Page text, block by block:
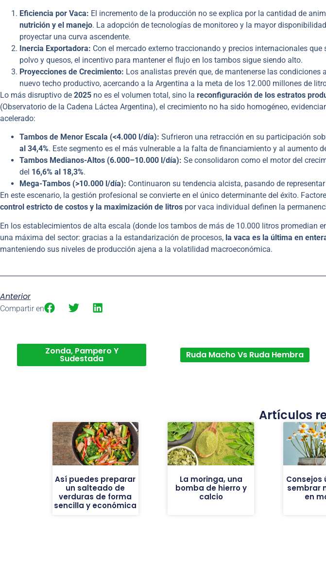
Eficiencia por Vaca: El incremento de la producción no se explica por la cantidad de
nutrición y el manejo. La adopción de tecnologías de monitoreo y la mayor
proyectar una curva ascendente.
Inercia Exportadora: Con el mercado externo traccionando y precios internacionales que
polvo y quesos, el incentivo para mantener el flujo en los tambos sigue siendo alto.
Proyecciones de Crecimiento: Los analistas prevén que, de mantenerse las condiciones
nuevo techo productivo, acercando a la Argentina a la meta de los 12.000 millones de
Lo más disruptivo de 2025 no es el volumen total, sino la reconfiguración de los estratos
(Observatorio de la Cadena Láctea Argentina), el crecimiento no ha sido homogéneo,
acelerado:
Tambos de Menor Escala (<4.000 l/día): Sufrieron una retracción en su participación
al 34,4%. Este segmento es el más vulnerable a la falta de financiamiento y al aumento
Tambos Medianos-Altos (6.000–10.000 l/día): Se consolidaron como el motor del
del 16,6% al 18,3%.
Mega-Tambos (>10.000 l/día): Continuaron su tendencia alcista, pasando de representar
En este escenario, la gestión profesional se convierte en el único determinante del éxito.
control estricto de costos y la maximización de litros por vaca individual definen la
En los establecimientos de alta escala (donde los tambos de más de 10.000 litros promedian
una máxima del sector: gracias a la estandarización de procesos, la vaca es la última en
manteniendo sus niveles de producción ajena a la volatilidad macroeconómica.
Anterior
Compartir en
Zonda, Pampero Y
Sudestada Ruda Macho Vs Ruda Hembra
Artículos
Así puedes preparar
un salteado de
verduras de forma
sencilla y económica
La moringa, una
bomba de hierro y
calcio
Consejos
sembrar
en